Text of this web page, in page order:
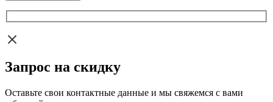
Запрос на скидку
Оставьте свои контактные данные и мы свяжемся с вами